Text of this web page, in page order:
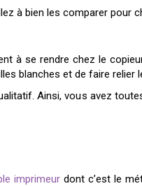
à bien les comparer pour
à se rendre chez le
blanches et de faire relier
Ainsi, vous avez
imprimeurdont c’est le